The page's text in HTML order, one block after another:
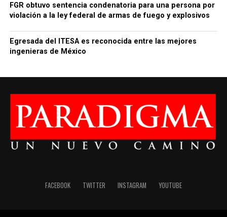
FGR obtuvo sentencia condenatoria para una persona por
violación a la ley federal de armas de fuego y explosivos
Egresada del ITESA es reconocida entre las mejores
ingenieras de México
FACEBOOK TWITTER INSTAGRAM YOUTUBE